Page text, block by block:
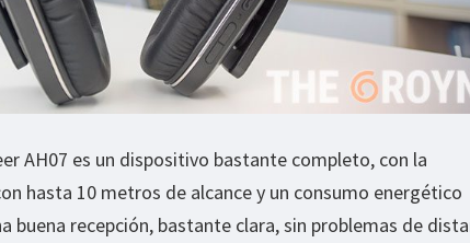
AH07 es un dispositivo bastante completo, con la
hasta 10 metros de alcance y un consumo energético
buena recepción, bastante clara, sin problemas de